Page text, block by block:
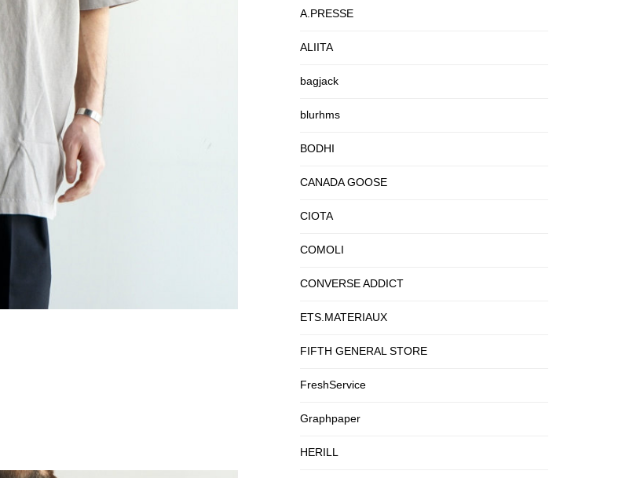
A.PRESSE
ALIITA
bagjack
blurhms
BODHI
CANADA GOOSE
CIOTA
COMOLI
CONVERSE ADDICT
ETS.MATERIAUX
FIFTH GENERAL STORE
FreshService
Graphpaper
HERILL